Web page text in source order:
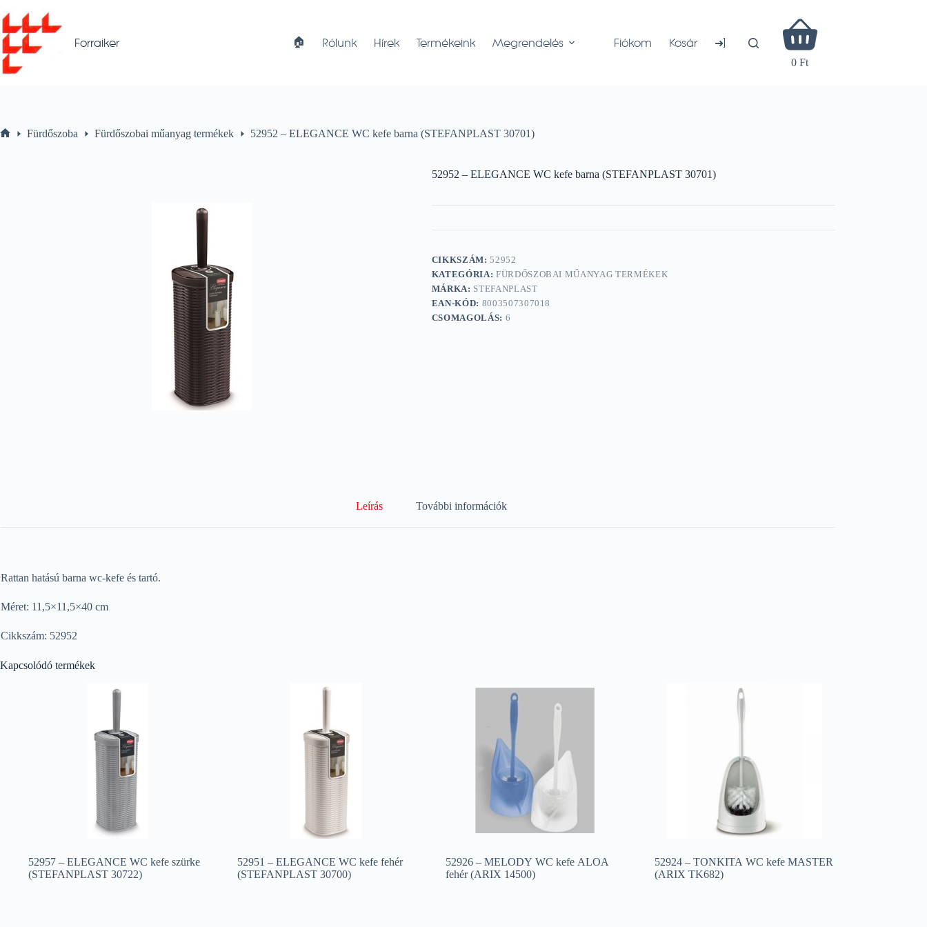
to
content
Forraiker 🏠︎ Rólunk Hírek Termékeink Megrendelés Fiókom Kosár ➜]
Shopping
cart
0 Ft
Fürdőszoba Fürdőszobai műanyag termékek 52952 – ELEGANCE WC kefe barna (STEFANPLAST 30701)
52952 – ELEGANCE WC kefe barna (STEFANPLAST 30701)
CIKKSZÁM:52952
KATEGÓRIA: FÜRDŐSZOBAI MŰANYAG TERMÉKEK
MÁRKA: STEFANPLAST
EAN-KÓD: 8003507307018
CSOMAGOLÁS: 6
Leírás További információk
Rattan hatású barna wc-kefe és tartó.
Méret: 11,5×11,5×40 cm
Cikkszám: 52952
Kapcsolódó termékek
52957 – ELEGANCE WC kefe szürke
(STEFANPLAST 30722)
52951 – ELEGANCE WC kefe fehér
(STEFANPLAST 30700)
52926 – MELODY WC kefe ALOA
fehér (ARIX 14500)
52924 – TONKITA WC kefe MASTER
(ARIX TK682)